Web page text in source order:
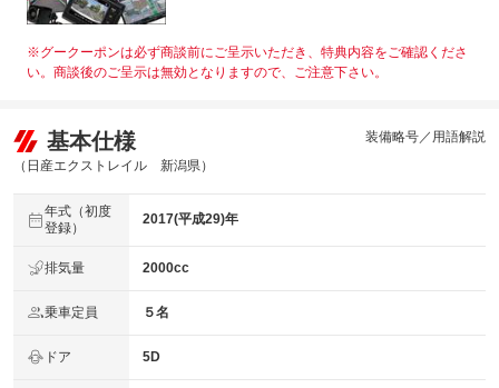
※グークーポンは必ず商談前にご呈示いただき、特典内容をご確認くださ
い。商談後のご呈示は無効となりますので、ご注意下さい。
基本仕様
（日産エクストレイル 新潟県）
装備略号／用語解説
年式（初度
登録）
2017(平成29)年
排気量 2000cc
乗車定員 ５名
ドア 5D